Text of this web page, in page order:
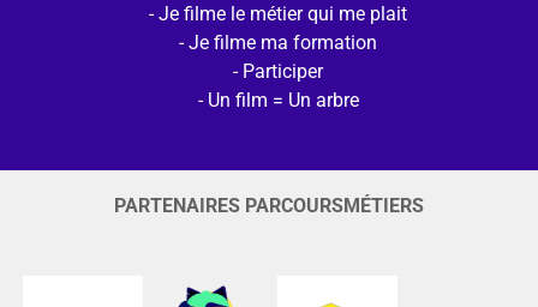
Je filme le métier qui me plait
Je filme ma formation
Participer
Un film = Un arbre
PARTENAIRES PARCOURSMÉTIERS